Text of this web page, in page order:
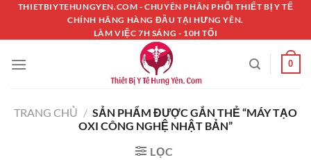
Chuyển
nội
dung
THIETBIYTEHUNGYEN.COM - CHUYÊN PHÂN PHỐI THIẾT BỊ Y TẾ
CHÍNH HÃNG HÀNG ĐẦU TẠI HƯNG YÊN.
LÀM VIỆC 7H SÁNG - 10H TỐI
0
TRANG CHỦ / SẢN PHẨM ĐƯỢC GẮN THẺ “MÁY TẠO
OXI CÔNG NGHỆ NHẬT BẢN”
LỌC